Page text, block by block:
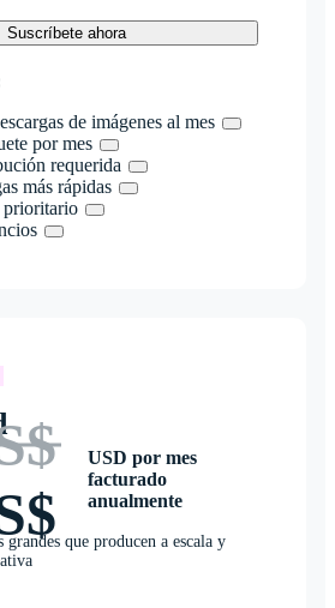
Suscríbete ahora
de imágenes al mes
por mes
requerida
más rápidas
prioritario
USD por mes
facturado
anualmente
grandes que producen a escala y